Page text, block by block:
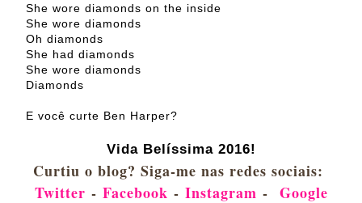
She wore diamonds on the inside
She wore diamonds
Oh diamonds
She had diamonds
She wore diamonds
Diamonds
E você curte Ben Harper?
Vida Belíssima 2016!
Curtiu o blog? Siga-me nas redes sociais:
Twitter - Facebook - Instagram - Google